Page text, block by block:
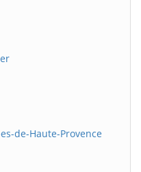
de-Haute-Provence